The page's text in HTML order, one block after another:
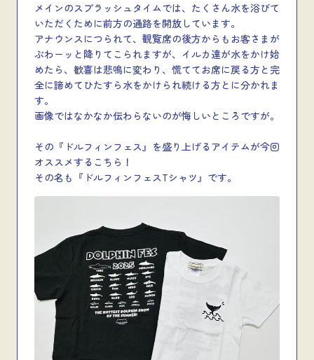
メインのスプラッシュタイムでは、たくさん水を浴びて
いただくために前方の通路を開放しています。
アナウンスにつられて、観覧席の後方からもお客さまが
ぶわーッと降りてこられますが、イルカ達が水をかけ始
めたら、歓喜は悲鳴に変わり、慌ててお席に戻る方と完
全に諦めてひたすら水をかけられ続ける方とに分かれま
す。
画像ではなかなか伝わらないのが悔しいところですが。
その『ドルフィンフェス』を盛り上げるアイテムが今回
オススメするこちら！
その名も『ドルフィンフェスTシャツ』です。